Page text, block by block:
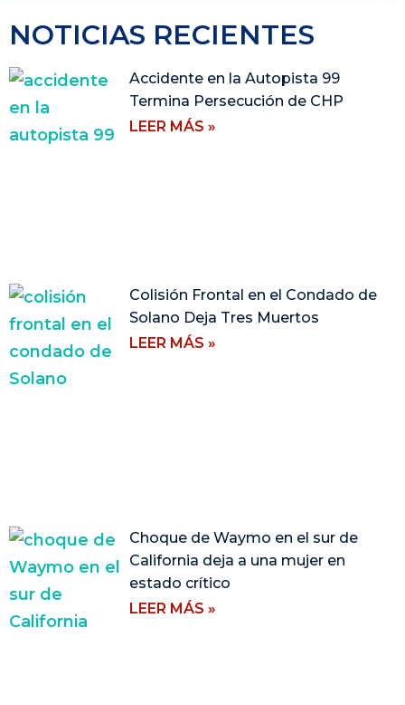
NOTICIAS RECIENTES
Accidente en la Autopista 99
Termina Persecución de CHP
LEER MÁS »
Colisión Frontal en el Condado de
Solano Deja Tres Muertos
LEER MÁS »
Choque de Waymo en el sur de
California deja a una mujer en
estado crítico
LEER MÁS »